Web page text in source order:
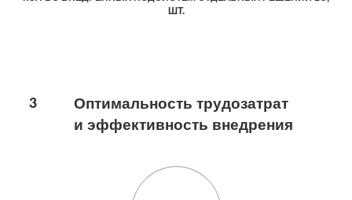
ШТ.
3
Оптимальность трудозатрат
и эффективность внедрения